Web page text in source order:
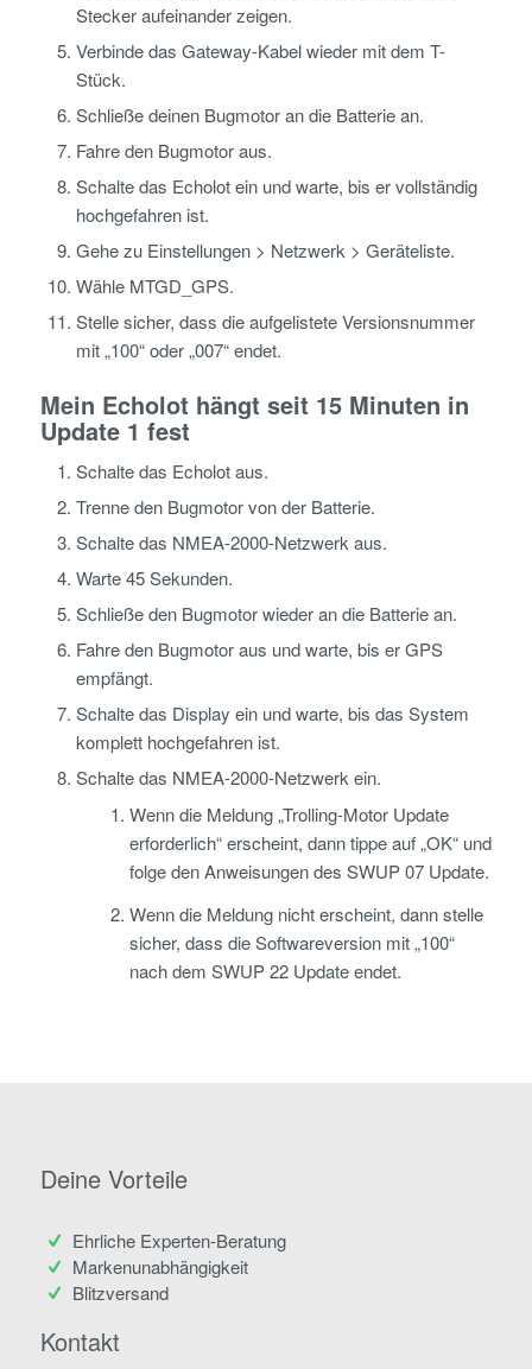
Stecker aufeinander zeigen.
Verbinde das Gateway-Kabel wieder mit dem T-
Stück.
Schließe deinen Bugmotor an die Batterie an.
Fahre den Bugmotor aus.
Schalte das Echolot ein und warte, bis er vollständig
hochgefahren ist.
Gehe zu Einstellungen > Netzwerk > Geräteliste.
Wähle MTGD_GPS.
Stelle sicher, dass die aufgelistete Versionsnummer
mit „100“ oder „007“ endet.
Mein Echolot hängt seit 15 Minuten in
Update 1 fest
Schalte das Echolot aus.
Trenne den Bugmotor von der Batterie.
Schalte das NMEA-2000-Netzwerk aus.
Warte 45 Sekunden.
Schließe den Bugmotor wieder an die Batterie an.
Fahre den Bugmotor aus und warte, bis er GPS
empfängt.
Schalte das Display ein und warte, bis das System
komplett hochgefahren ist.
Schalte das NMEA-2000-Netzwerk ein.
Wenn die Meldung „Trolling-Motor Update
erforderlich“ erscheint, dann tippe auf „OK“ und
folge den Anweisungen des SWUP 07 Update.
Wenn die Meldung nicht erscheint, dann stelle
sicher, dass die Softwareversion mit „100“
nach dem SWUP 22 Update endet.
Deine Vorteile
Ehrliche Experten-Beratung
Markenunabhängigkeit
Blitzversand
Kontakt